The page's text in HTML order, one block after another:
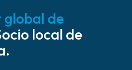
de
local de